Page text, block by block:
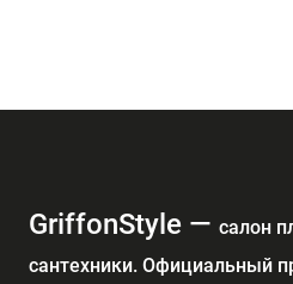
GriffonStyle — cалон
сантехники. Официальный